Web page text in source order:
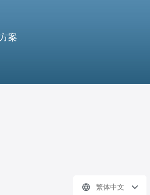
案
繁体中文